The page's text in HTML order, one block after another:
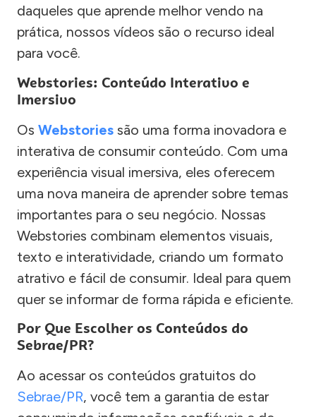
daqueles que aprende melhor vendo na
prática, nossos vídeos são o recurso ideal
para você.
Webstories: Conteúdo Interativo e
Imersivo
Os Webstories são uma forma inovadora e
interativa de consumir conteúdo. Com uma
experiência visual imersiva, eles oferecem
uma nova maneira de aprender sobre temas
importantes para o seu negócio. Nossas
Webstories combinam elementos visuais,
texto e interatividade, criando um formato
atrativo e fácil de consumir. Ideal para quem
quer se informar de forma rápida e eficiente.
Por Que Escolher os Conteúdos do
Sebrae/PR?
Ao acessar os conteúdos gratuitos do
Sebrae/PR, você tem a garantia de estar